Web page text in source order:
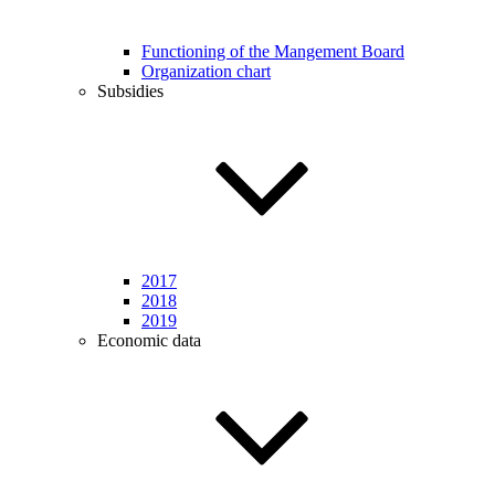
Functioning of the Mangement Board
Organization chart
Subsidies
2017
2018
2019
Economic data